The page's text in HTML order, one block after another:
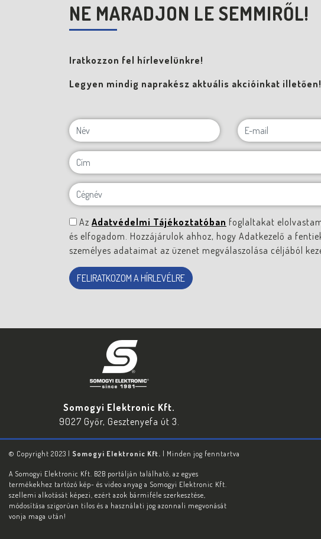
NE MARADJON LE SEMMIRŐL!
Iratkozzon fel hírlevelünkre!
Legyen mindig naprakész aktuális akcióinkat illetően!
Az Adatvédelmi Tájékoztatóban foglaltakat
és elfogadom. Hozzájárulok ahhoz, hogy Adatkezelő a
személyes adataimat az üzenet megválaszolása céljából
FELIRATKOZOM A HÍRLEVÉLRE
Somogyi Elektronic Kft.
9027 Győr, Gesztenyefa út 3.
© Copyright 2023 | Somogyi Elektronic Kft. | Minden jog fenntartva
A Somogyi Elektronic Kft. B2B portálján található, az egyes
termékekhez tartózó kép- és video anyag a Somogyi Elektronic Kft.
szellemi alkotását képezi, ezért azok bármiféle szerkesztése,
módosítása szigorúan tilos és a használati jog azonnali megvonását
vonja maga után!